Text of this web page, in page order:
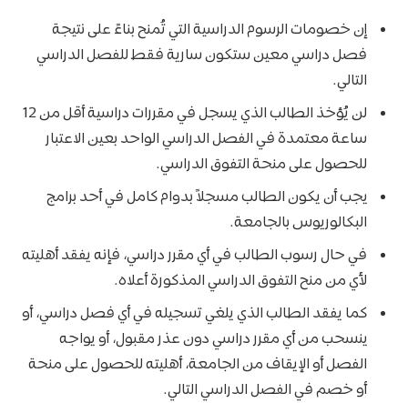
إن خصومات الرسوم الدراسية التي تُمنح بناءً على نتيجة
فصل دراسي معين ستكون سارية فقط للفصل الدراسي
التالي.
لن يُؤخذ الطالب الذي يسجل في مقررات دراسية أقل من 12
ساعة معتمدة في الفصل الدراسي الواحد بعين الاعتبار
للحصول على منحة التفوق الدراسي.
يجب أن يكون الطالب مسجلاً بدوام كامل في أحد برامج
البكالوريوس بالجامعة.
في حال رسوب الطالب في أي مقرر دراسي، فإنه يفقد أهليته
لأي من منح التفوق الدراسي المذكورة أعلاه.
كما يفقد الطالب الذي يلغي تسجيله في أي فصل دراسي، أو
ينسحب من أي مقرر دراسي دون عذر مقبول، أو يواجه
الفصل أو الإيقاف من الجامعة، أهليته للحصول على منحة
أو خصم في الفصل الدراسي التالي.